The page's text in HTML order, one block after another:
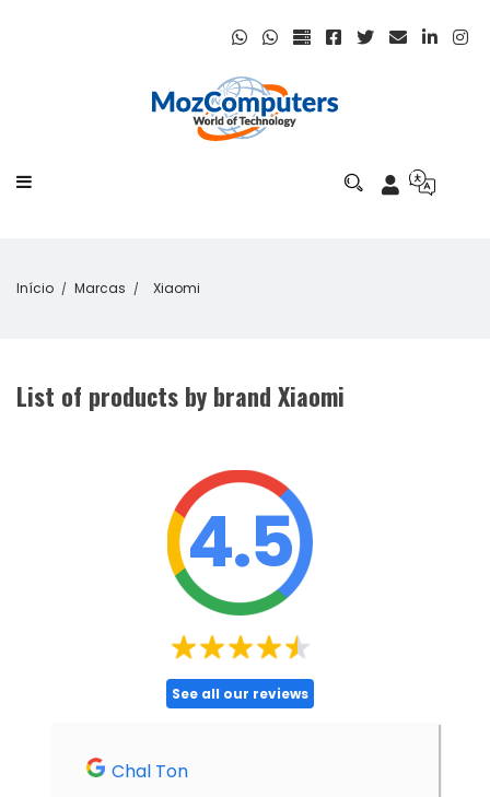
Início Marcas Xiaomi
List of products by brand Xiaomi
4.5
See all our reviews
Chal Ton